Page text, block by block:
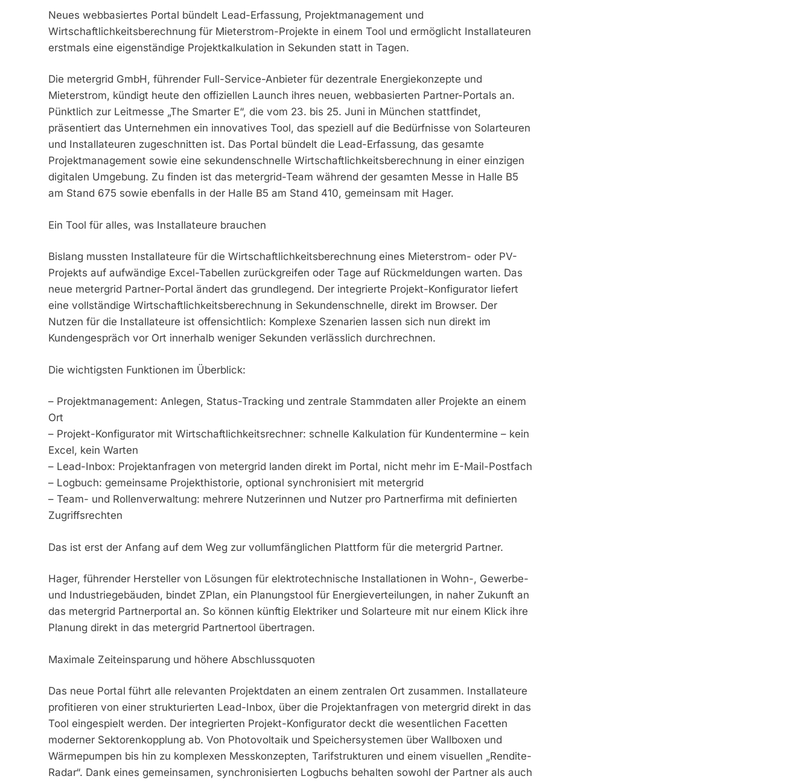
Neues webbasiertes Portal bündelt Lead-Erfassung, Projektmanagement und
Wirtschaftlichkeitsberechnung für Mieterstrom-Projekte in einem Tool und ermöglicht Installateuren
erstmals eine eigenständige Projektkalkulation in Sekunden statt in Tagen.
Die metergrid GmbH, führender Full-Service-Anbieter für dezentrale Energiekonzepte und
Mieterstrom, kündigt heute den offiziellen Launch ihres neuen, webbasierten Partner-Portals an.
Pünktlich zur Leitmesse „The Smarter E“, die vom 23. bis 25. Juni in München stattfindet,
präsentiert das Unternehmen ein innovatives Tool, das speziell auf die Bedürfnisse von Solarteuren
und Installateuren zugeschnitten ist. Das Portal bündelt die Lead-Erfassung, das gesamte
Projektmanagement sowie eine sekundenschnelle Wirtschaftlichkeitsberechnung in einer einzigen
digitalen Umgebung. Zu finden ist das metergrid-Team während der gesamten Messe in Halle B5
am Stand 675 sowie ebenfalls in der Halle B5 am Stand 410, gemeinsam mit Hager.
Ein Tool für alles, was Installateure brauchen
Bislang mussten Installateure für die Wirtschaftlichkeitsberechnung eines Mieterstrom- oder PV-
Projekts auf aufwändige Excel-Tabellen zurückgreifen oder Tage auf Rückmeldungen warten. Das
neue metergrid Partner-Portal ändert das grundlegend. Der integrierte Projekt-Konfigurator liefert
eine vollständige Wirtschaftlichkeitsberechnung in Sekundenschnelle, direkt im Browser. Der
Nutzen für die Installateure ist offensichtlich: Komplexe Szenarien lassen sich nun direkt im
Kundengespräch vor Ort innerhalb weniger Sekunden verlässlich durchrechnen.
Die wichtigsten Funktionen im Überblick:
– Projektmanagement: Anlegen, Status-Tracking und zentrale Stammdaten aller Projekte an einem
Ort
– Projekt-Konfigurator mit Wirtschaftlichkeitsrechner: schnelle Kalkulation für Kundentermine – kein
Excel, kein Warten
– Lead-Inbox: Projektanfragen von metergrid landen direkt im Portal, nicht mehr im E-Mail-Postfach
– Logbuch: gemeinsame Projekthistorie, optional synchronisiert mit metergrid
– Team- und Rollenverwaltung: mehrere Nutzerinnen und Nutzer pro Partnerfirma mit definierten
Zugriffsrechten
Das ist erst der Anfang auf dem Weg zur vollumfänglichen Plattform für die metergrid Partner.
Hager, führender Hersteller von Lösungen für elektrotechnische Installationen in Wohn-, Gewerbe-
und Industriegebäuden, bindet ZPlan, ein Planungstool für Energieverteilungen, in naher Zukunft an
das metergrid Partnerportal an. So können künftig Elektriker und Solarteure mit nur einem Klick ihre
Planung direkt in das metergrid Partnertool übertragen.
Maximale Zeiteinsparung und höhere Abschlussquoten
Das neue Portal führt alle relevanten Projektdaten an einem zentralen Ort zusammen. Installateure
profitieren von einer strukturierten Lead-Inbox, über die Projektanfragen von metergrid direkt in das
Tool eingespielt werden. Der integrierten Projekt-Konfigurator deckt die wesentlichen Facetten
moderner Sektorenkopplung ab. Von Photovoltaik und Speichersystemen über Wallboxen und
Wärmepumpen bis hin zu komplexen Messkonzepten, Tarifstrukturen und einem visuellen „Rendite-
Radar“. Dank eines gemeinsamen, synchronisierten Logbuchs behalten sowohl der Partner als auch